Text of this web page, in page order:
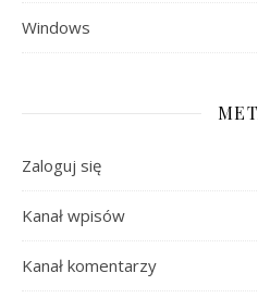
Windows
Zaloguj się
Kanał wpisów
Kanał komentarzy